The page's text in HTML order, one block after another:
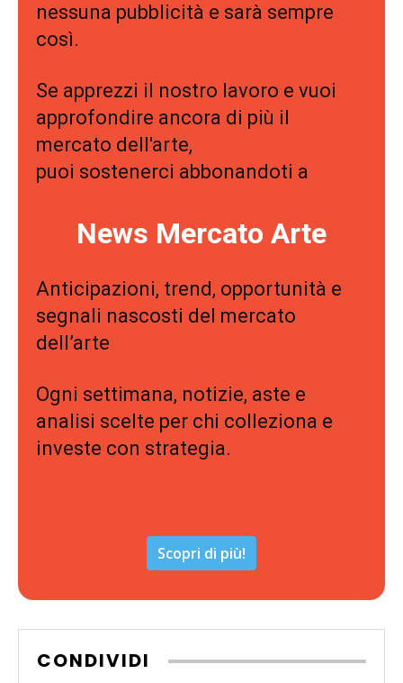
nessuna pubblicità e sarà sempre
così.
Se apprezzi il nostro lavoro e vuoi
approfondire ancora di più il
mercato dell'arte,
puoi sostenerci abbonandoti a
News Mercato Arte
Anticipazioni, trend, opportunità e
segnali nascosti del mercato
dell’arte
Ogni settimana, notizie, aste e
analisi scelte per chi colleziona e
investe con strategia.
Scopri di più!
CONDIVIDI